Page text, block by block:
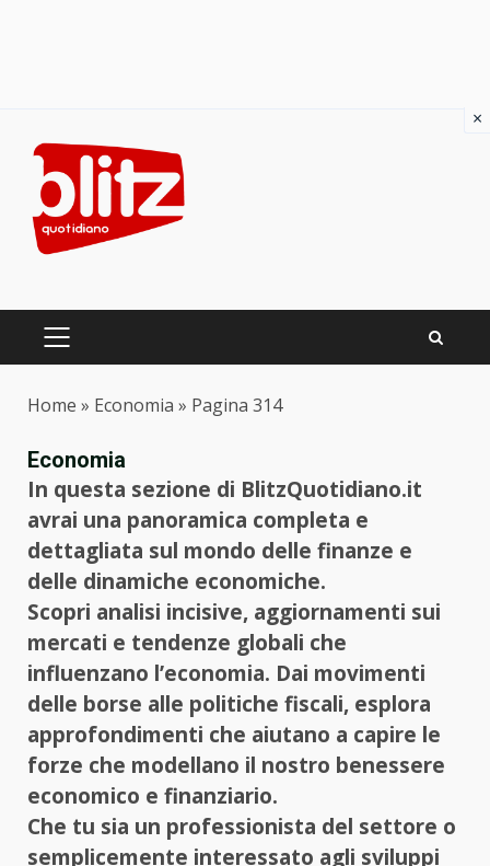
content
PRIMARY
Home » Economia » Pagina 314
Economia
In questa sezione di BlitzQuotidiano.it
avrai una panoramica completa e
dettagliata sul mondo delle finanze e
delle dinamiche economiche.
Scopri analisi incisive, aggiornamenti sui
mercati e tendenze globali che
influenzano l’economia. Dai movimenti
delle borse alle politiche fiscali, esplora
approfondimenti che aiutano a capire le
forze che modellano il nostro benessere
economico e finanziario.
Che tu sia un professionista del settore o
semplicemente interessato agli sviluppi
×